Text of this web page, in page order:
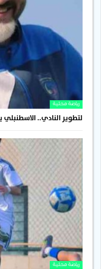
رياضة محلية
لتطوير النادي.. الاسطنبلي
رياضة محلية